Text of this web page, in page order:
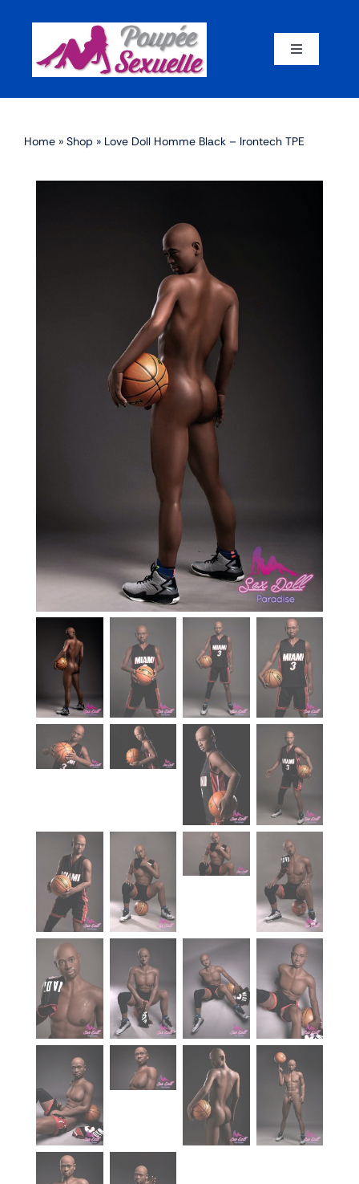
content
Toggle
Par corps
Sex dolls en promotion
Paiement
Contact
Livraison
À propos
Home » Shop » Love Doll Homme Black – Irontech TPE